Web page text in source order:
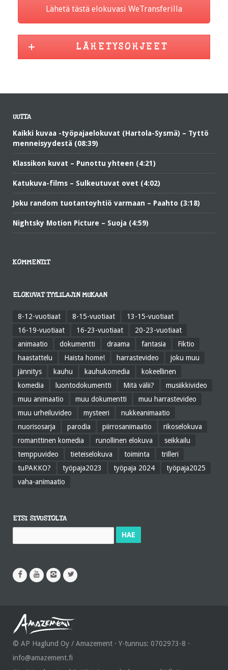
Lähetä tästä elokuvasi WeTransferilla
L Ä H E T Y S O H J E E T
UUTTA
Kaikki kuvaa -työpajaelokuvat (Hartola-Sysmä) – Tyttö
menneisyydestä (08:39)
Klassikon kuvat – Punottu yhteen (4:21)
Katukuva-films – Sulkeutuvat ovet (4:02)
Joku random tuotantoyhtiö varmaan – Paahto (3:18)
Nightsky Motion Picture – Suoja (4:59)
KOMMENTIT
ELOKUVAT TYYLILAJIN MUKAAN
8-12-vuotiaat 8-15-vuotiaat
13-15-vuotiaat
16-19-vuotiaat
16-23-vuotiaat
20-23-vuotiaat
animaatio
dokumentti draama fantasia
Fiktio
haastattelu
Haista home! harrastevideo
joku muu
jännitys
kauhu kauhukomedia
kokeellinen
komedia
luontodokumentti Mitä välii?
musiikkivideo
muu animaatio
muu dokumentti
muu harrastevideo
muu urheiluvideo
mysteeri
nukkeanimaatio
nuorisosarja
parodia piirrosanimaatio
rikoselokuva
romanttinen komedia
runollinen elokuva
seikkailu
temppuvideo
tieteiselokuva toiminta
trilleri
tuPAKKO?
työpaja2023 työpaja 2024
työpaja2025
vaha-animaatio
ETSI SIVUSTOLTA
© AP Haglund Oy / Amazement · Y-tunnus: 0702973-8 ·
info@amazement.fi